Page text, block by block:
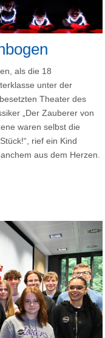
als die 18
unter der
Theater des
„Der Zauberer von
waren selbst die
rief ein Kind
aus dem Herzen.